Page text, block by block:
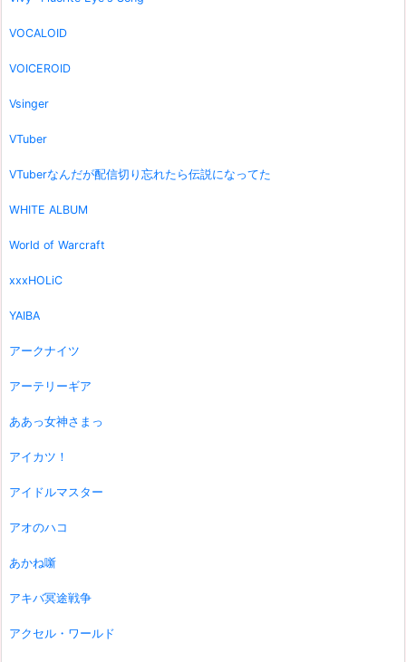
VOCALOID
VOICEROID
Vsinger
VTuber
VTuberなんだが配信切り忘れたら伝説になってた
WHITE ALBUM
World of Warcraft
xxxHOLiC
YAIBA
アークナイツ
アーテリーギア
ああっ女神さまっ
アイカツ！
アイドルマスター
アオのハコ
あかね噺
アキバ冥途戦争
アクセル・ワールド